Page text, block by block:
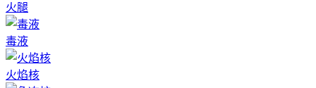
火腿
毒液
火焰核